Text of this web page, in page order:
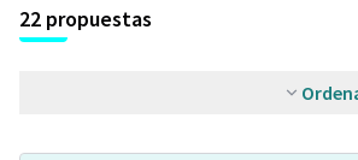
22 propuestas